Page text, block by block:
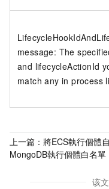
message: The
and lifecycleActionId
match any in process
上一篇： 將ECS執行個體
MongoDB執行個體白名單
该